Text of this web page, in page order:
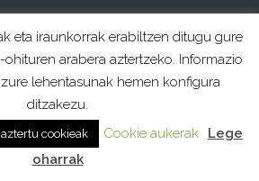
eta iraunkorrak erabiltzen ditugu gure
arabera aztertzeko. Informazio
lehentasunak hemen konfigura
ditzakezu.
cookieak Cookie aukerak
Lege
oharrak